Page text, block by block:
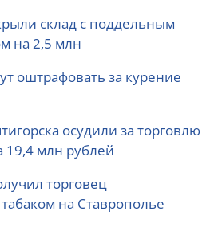
склад с поддельным
на 2,5 млн
оштрафовать за курение
осудили за торговлю
19,4 млн рублей
торговец
на Ставрополье